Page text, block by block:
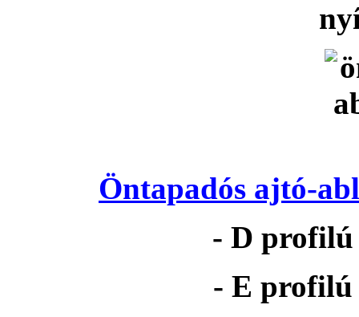
Öntapadós ajtó-
- D profilú
- E profilú